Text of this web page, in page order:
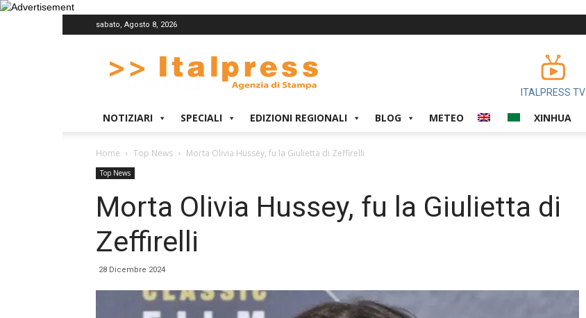
sabato, Agosto 8, 2026
ITALPRESS TV
NOTIZIARI SPECIALI EDIZIONI REGIONALI BLOG METEO XINHUA
Home Top News Morta Olivia Hussey, fu la Giulietta di Zeffirelli
Top News
Morta Olivia Hussey, fu la Giulietta di
Zeffirelli
28 Dicembre 2024